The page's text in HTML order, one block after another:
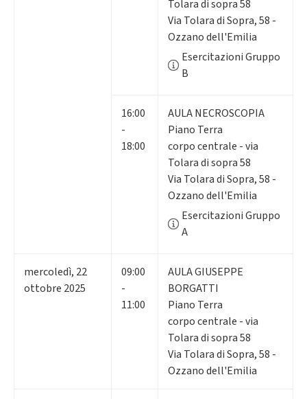
Tolara di sopra 58
Via Tolara di Sopra, 58 -
Ozzano dell'Emilia
Esercitazioni Gruppo
B
16:00
-
18:00
AULA NECROSCOPIA
Piano Terra
corpo centrale - via
Tolara di sopra 58
Via Tolara di Sopra, 58 -
Ozzano dell'Emilia
Esercitazioni Gruppo
A
mercoledì, 22
ottobre 2025
09:00
-
11:00
AULA GIUSEPPE
BORGATTI
Piano Terra
corpo centrale - via
Tolara di sopra 58
Via Tolara di Sopra, 58 -
Ozzano dell'Emilia